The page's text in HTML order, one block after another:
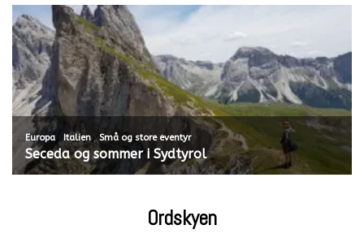
Europa, Italien,Små og store eventyr
Seceda og sommer i Sydtyrol
Ordskyen